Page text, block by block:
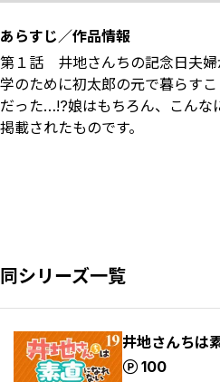
あらすじ／作品情報
第１話 井地さんちの記念日夫婦
学のために初太郎の元で暮らす
だった…!?娘はもちろん、こんな
掲載されたものです。
同シリーズ一覧
井地さんちは
100
ポイント